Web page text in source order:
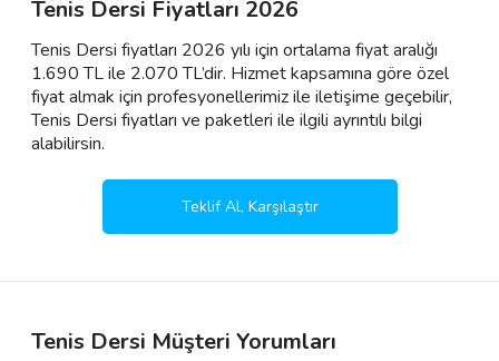
Tenis Dersi Fiyatları 2026
Tenis Dersi fiyatları 2026 yılı için ortalama fiyat aralığı
1.690 TL ile 2.070 TL’dir. Hizmet kapsamına göre özel
fiyat almak için profesyonellerimiz ile iletişime geçebilir,
Tenis Dersi fiyatları ve paketleri ile ilgili ayrıntılı bilgi
alabilirsin.
Teklif Al, Karşılaştır
Tenis Dersi Müşteri Yorumları